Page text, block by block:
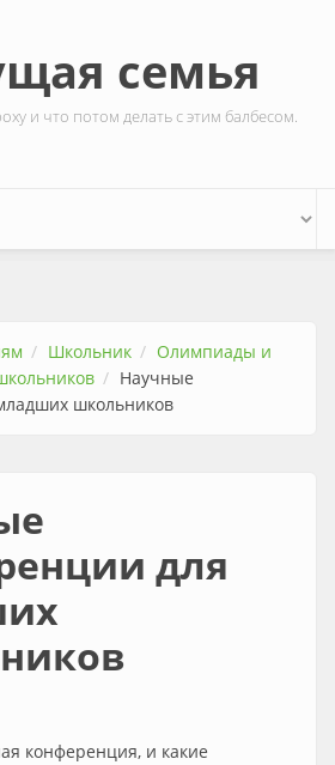
семья
и что потом делать с этим балбесом.
Школьник
Олимпиады и
Научные
школьников
для
конференция, и какие